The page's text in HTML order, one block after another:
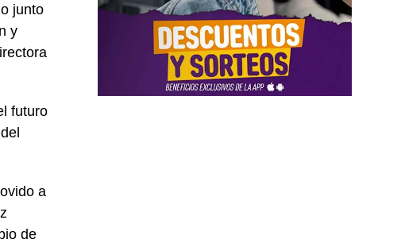
junto
y
futuro
a
de